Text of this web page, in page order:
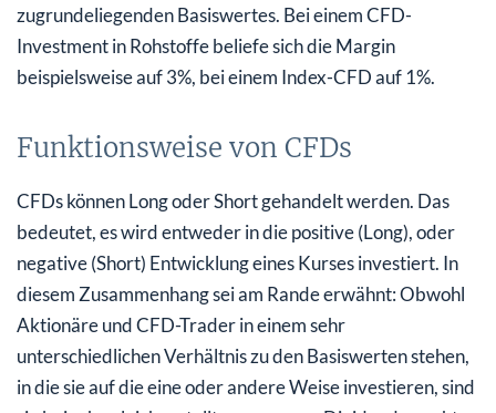
zugrundeliegenden Basiswertes. Bei einem CFD-
Investment in Rohstoffe beliefe sich die Margin
beispielsweise auf 3%, bei einem Index-CFD auf 1%.
Funktionsweise von CFDs
CFDs können Long oder Short gehandelt werden. Das
bedeutet, es wird entweder in die positive (Long), oder
negative (Short) Entwicklung eines Kurses investiert. In
diesem Zusammenhang sei am Rande erwähnt: Obwohl
Aktionäre und CFD-Trader in einem sehr
unterschiedlichen Verhältnis zu den Basiswerten stehen,
in die sie auf die eine oder andere Weise investieren, sind